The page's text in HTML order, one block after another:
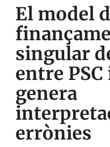
El model
singular
entre PSC
genera
errònies